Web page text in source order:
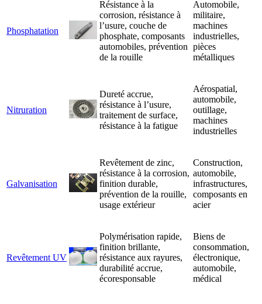
Phosphatation
Résistance à la
corrosion, résistance à
l’usure, couche de
phosphate, composants
automobiles, prévention
de la rouille
Automobile,
militaire,
machines
industrielles,
pièces
métalliques
Nitruration
Dureté accrue,
résistance à l’usure,
traitement de surface,
résistance à la fatigue
Aérospatial,
automobile,
outillage,
machines
industrielles
Galvanisation
Revêtement de zinc,
résistance à la corrosion,
finition durable,
prévention de la rouille,
usage extérieur
Construction,
automobile,
infrastructures,
composants en
acier
Revêtement UV
Polymérisation rapide,
finition brillante,
résistance aux rayures,
durabilité accrue,
écoresponsable
Biens de
consommation,
électronique,
automobile,
médical